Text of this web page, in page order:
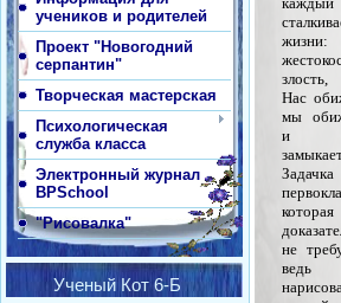
учеников и родителей
Проект "Новогодний
серпантин"
Творческая мастерская
Психологическая
служба класса
Электронный журнал
BPSchool
"Рисовалка"
Ученый Кот 6-Б
жизни:
Нас
мы
и
не
ведь